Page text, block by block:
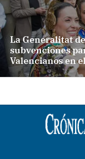
La Generalitat
subvenciones
Valencianos en